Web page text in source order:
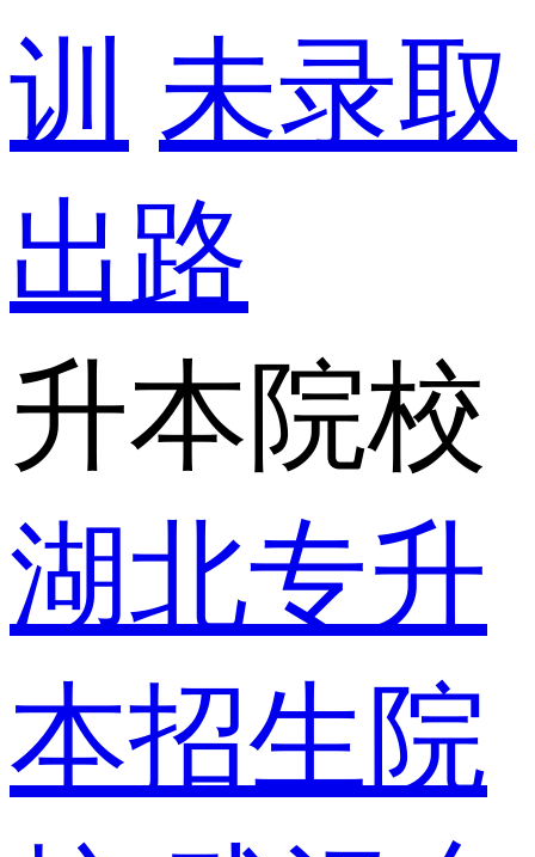
训 未录取
出路
升本院校
湖北专升
本招生院